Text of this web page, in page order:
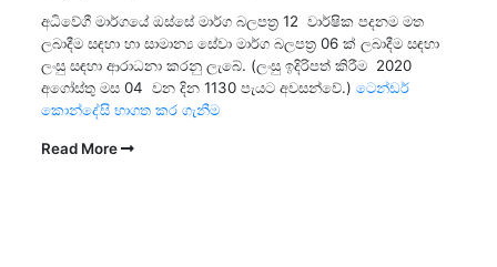
අධිවේගී මාර්ගයේ ඔස්සේ මාර්ග බලපත්‍ර 12 වාර්ෂික පදනම මත
ලබාදීම සඳහා හා සාමාන්‍ය සේවා මාර්ග බලපත්‍ර 06 ක් ලබාදීම සඳහා
ලංසු සඳහා ආරාධනා කරනු ලැබේ. (ලංසු ඉදිරිපත් කිරීම 2020
අගෝස්තු මස 04 වන දින 1130 පැයට අවසන්වේ.) ටෙන්ඩර්
කොන්දේසි භාගත කර ගැනීම
Read More